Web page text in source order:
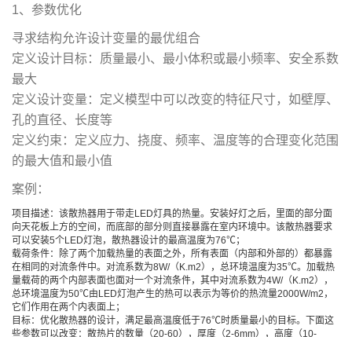
1、参数优化
寻求结构允许设计变量的最优组合
定义设计目标：质量最小、最小体积或最小频率、安全系数
最大
定义设计变量：定义模型中可以改变的特征尺寸，如壁厚、
孔的直径、长度等
定义约束：定义应力、挠度、频率、温度等的合理变化范围
的最大值和最小值
案例：
项目描述：该散热器用于带走LED灯具的热量。安装好灯之后，里面的部分面
向天花板上方的空间，而底部的部分则直接暴露在室内环境中。该散热器要求
可以安装5个LED灯泡，散热器设计的最高温度为76℃；
载荷条件：除了两个加载热量的表面之外，所有表面（内部和外部的）都暴露
在相同的对流条件中。对流系数为8W/（K.m2），总环境温度为35℃。加载热
量载荷的两个内部表面也面对一个对流条件，其中对流系数为4W/（K.m2），
总环境温度为50℃由LED灯泡产生的热可以表示为等价的热流量2000W/m2，
它们作用在两个内表面上；
目标：优化散热器的设计，满足最高温度低于76℃时质量最小的目标。下面这
些参数可以改变：散热片的数量（20-60），厚度（2-6mm），高度（10-